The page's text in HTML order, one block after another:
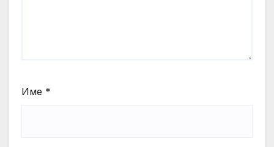
Име *